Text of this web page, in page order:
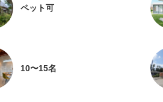
ペット可
10〜15名